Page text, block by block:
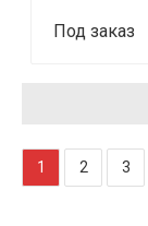
Под заказ
1 2 3